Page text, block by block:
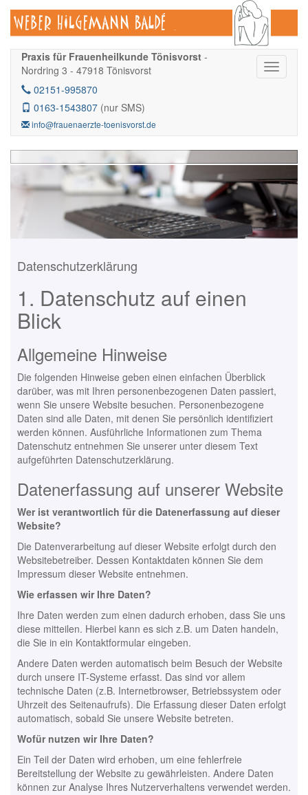
Praxis für Frauenheilkunde Tönisvorst -
Nordring 3 - 47918 Tönisvorst
02151-995870
0163-1543807 (nur SMS)
info@frauenaerzte-toenisvorst.de
Datenschutzerklärung
1. Datenschutz auf einen
Blick
Allgemeine Hinweise
Die folgenden Hinweise geben einen einfachen Überblick
darüber, was mit Ihren personenbezogenen Daten passiert,
wenn Sie unsere Website besuchen. Personenbezogene
Daten sind alle Daten, mit denen Sie persönlich identifiziert
werden können. Ausführliche Informationen zum Thema
Datenschutz entnehmen Sie unserer unter diesem Text
aufgeführten Datenschutzerklärung.
Datenerfassung auf unserer Website
Wer ist verantwortlich für die Datenerfassung auf dieser
Website?
Die Datenverarbeitung auf dieser Website erfolgt durch den
Websitebetreiber. Dessen Kontaktdaten können Sie dem
Impressum dieser Website entnehmen.
Wie erfassen wir Ihre Daten?
Ihre Daten werden zum einen dadurch erhoben, dass Sie uns
diese mitteilen. Hierbei kann es sich z.B. um Daten handeln,
die Sie in ein Kontaktformular eingeben.
Andere Daten werden automatisch beim Besuch der Website
durch unsere IT-Systeme erfasst. Das sind vor allem
technische Daten (z.B. Internetbrowser, Betriebssystem oder
Uhrzeit des Seitenaufrufs). Die Erfassung dieser Daten erfolgt
automatisch, sobald Sie unsere Website betreten.
Wofür nutzen wir Ihre Daten?
Ein Teil der Daten wird erhoben, um eine fehlerfreie
Bereitstellung der Website zu gewährleisten. Andere Daten
können zur Analyse Ihres Nutzerverhaltens verwendet werden.